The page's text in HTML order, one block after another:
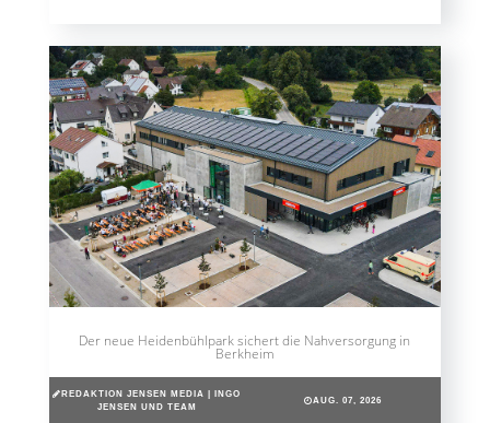
Der neue Heidenbühlpark sichert die Nahversorgung in
Berkheim
REDAKTION JENSEN MEDIA | INGO
JENSEN UND TEAM
AUG. 07, 2026